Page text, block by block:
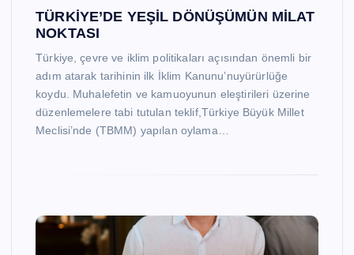
TÜRKİYE’DE YEŞİL DÖNÜŞÜMÜN MİLAT
NOKTASI
Türkiye, çevre ve iklim politikaları açısından önemli bir
adım atarak tarihinin ilk İklim Kanunu’nuyürürlüğe
koydu. Muhalefetin ve kamuoyunun eleştirileri üzerine
düzenlemelere tabi tutulan teklif,Türkiye Büyük Millet
Meclisi’nde (TBMM) yapılan oylama…